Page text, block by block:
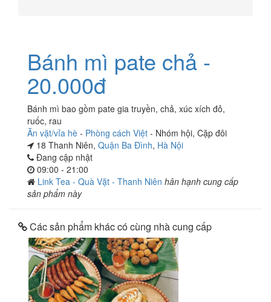
Bánh mì pate chả -
20.000đ
Bánh mì bao gồm pate gia truyền, chả, xúc xích đỏ,
ruốc, rau
Ăn vặt/vỉa hè - Phòng cách Việt - Nhóm hội, Cặp đôi
18 Thanh Niên, Quận Ba Đình, Hà Nội
Đang cập nhật
09:00 - 21:00
Link Tea - Quà Vặt - Thanh Niên hân hạnh cung cấp
sản phẩm này
Các sản phẩm khác có cùng nhà cung cấp